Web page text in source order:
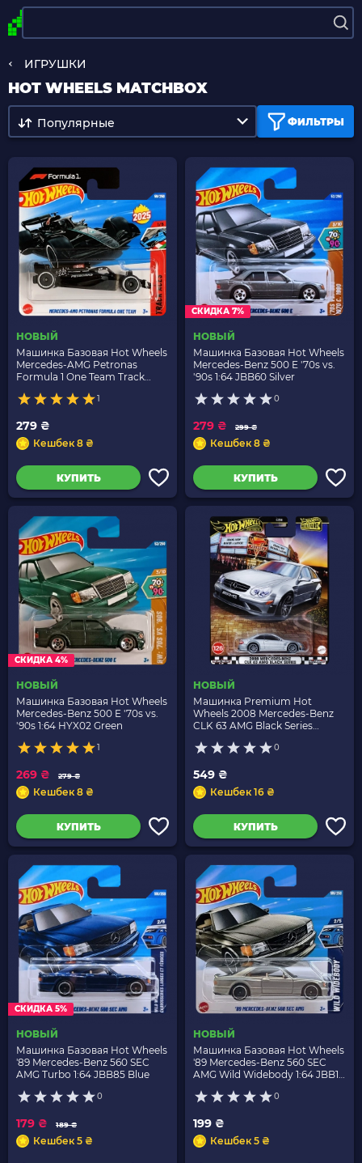
ИГРУШКИ
HOT WHEELS MATCHBOX
ФИЛЬТРЫ
Популярные
НОВЫЙ
Машинка Базовая Hot Wheels
Mercedes-AMG Petronas
Formula 1 One Team Track
1
279 ₴
Кешбек 8 ₴
КУПИТЬ
СКИДКА 7%
НОВЫЙ
Машинка Базовая Hot Wheels
Mercedes-Benz 500 E '70s vs.
'90s 1:64 JBB60 Silver
0
299 ₴
279 ₴
Кешбек 8 ₴
КУПИТЬ
СКИДКА 4%
НОВЫЙ
Машинка Базовая Hot Wheels
Mercedes-Benz 500 E '70s vs.
'90s 1:64 HYX02 Green
1
279 ₴
269 ₴
Кешбек 8 ₴
КУПИТЬ
НОВЫЙ
Машинка Premium Hot
Wheels 2008 Mercedes-Benz
CLK 63 AMG Black Series
0
549 ₴
Кешбек 16 ₴
КУПИТЬ
СКИДКА 5%
НОВЫЙ
Машинка Базовая Hot Wheels
'89 Mercedes-Benz 560 SEC
AMG Turbo 1:64 JBB85 Blue
0
189 ₴
179 ₴
Кешбек 5 ₴
НОВЫЙ
Машинка Базовая Hot Wheels
'89 Mercedes-Benz 560 SEC
AMG Wild Widebody 1:64 JBB11
0
199 ₴
Кешбек 5 ₴